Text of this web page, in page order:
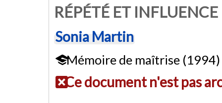
RÉPÉTÉ ET
Sonia Martin
Mémoire de maîtrise (1994)
Ce document n'est pas